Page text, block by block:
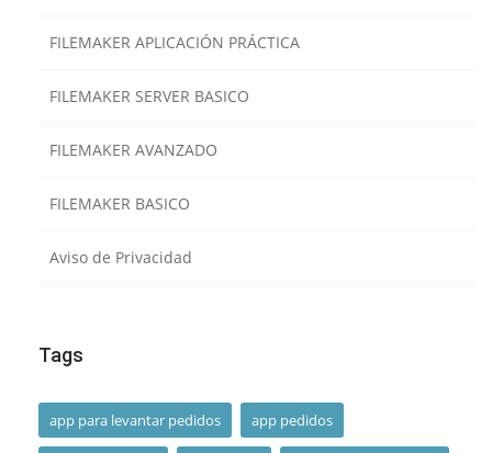
FILEMAKER APLICACIÓN PRÁCTICA
FILEMAKER SERVER BASICO
FILEMAKER AVANZADO
FILEMAKER BASICO
Aviso de Privacidad
Tags
app para levantar pedidos app pedidos